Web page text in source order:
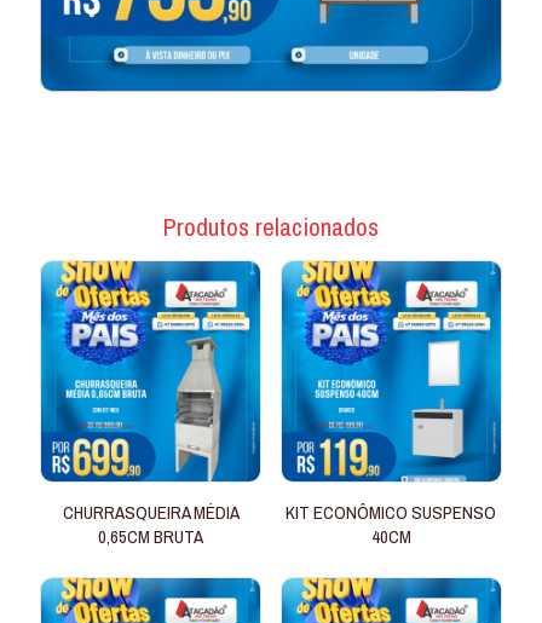
Produtos relacionados
CHURRASQUEIRA MÉDIA
0,65CM BRUTA
KIT ECONÔMICO SUSPENSO
40CM